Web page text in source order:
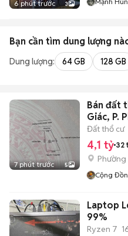
6 phút trước 3
Bạn cần tìm dung lượng
Dung lượng: 64 GB 128 GB
7 phút trước 5
Bán đất
Giác, P.
Đất thổ cư
4,1 tỷ 32
Phường
Cộng
Laptop
99%
Ryzen 7